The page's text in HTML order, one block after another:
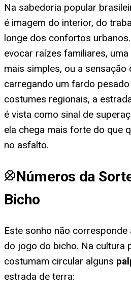
Na sabedoria popular
é imagem do interior, do
longe dos confortos
evocar raízes familiares,
mais simples, ou a sensação
carregando um fardo
costumes regionais, a
é vista como sinal de
ela chega mais forte do que
no asfalto.
Números da
Bicho
Este sonho não
do jogo do bicho. Na cultura
costumam circular alguns
estrada de terra: